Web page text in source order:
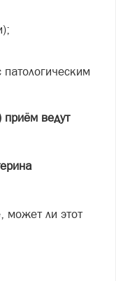
ведут
может ли этот